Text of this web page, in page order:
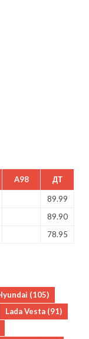
A98 ДТ
89.99
89.90
78.95
(105)
Lada Vesta (91)